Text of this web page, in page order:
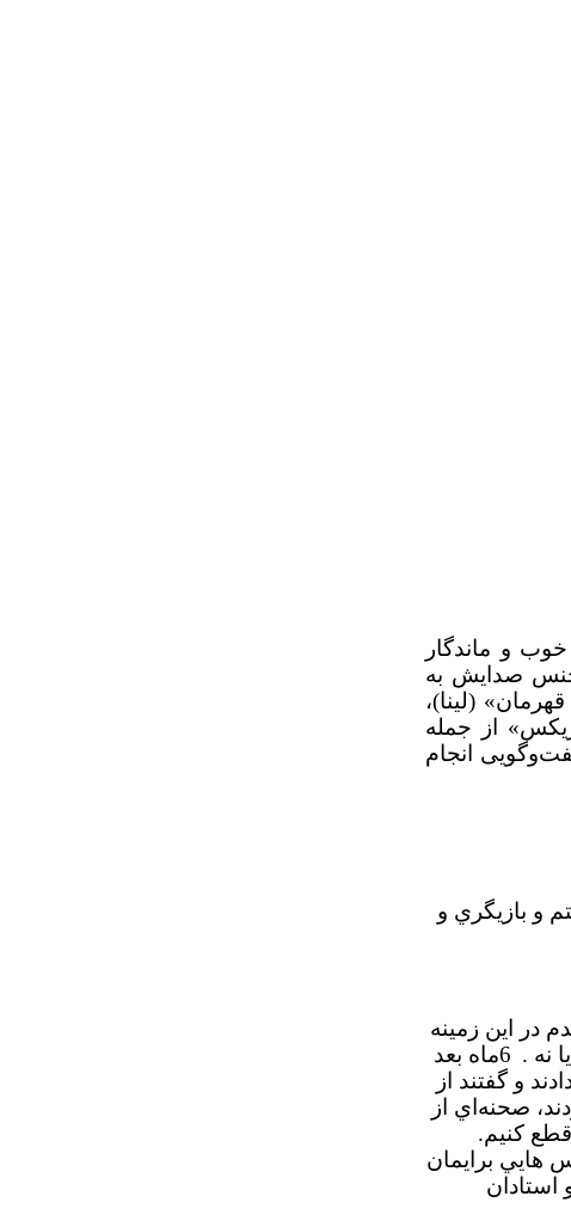
و ماندگار
وارد شده و به دلیل جنس صدایش به
(لینا)‌،
از جمله
انجام
و بازيگري و
در اين زمينه
نه .
6ماه بعد
متن يك صفحه‌اي به ما دادند و گفتند از
صحنه‌اي از
كنيم.
با حس همان بازيگر گويندگي كردم. در همان جلسه گفتند قبول شده‌ام از سال 1380 كلاس هايي برايمان